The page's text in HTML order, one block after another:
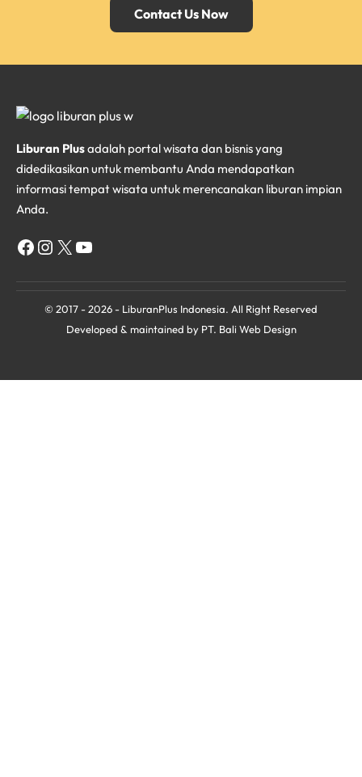
Contact Us Now
Liburan Plusadalah portal wisata dan bisnis yang
didedikasikan untuk membantu Anda mendapatkan
informasi tempat wisata untuk merencanakan liburan impian
Anda.
Facebook
Instagram
X YouTube
© 2017 - 2026 - LiburanPlus Indonesia. All Right Reserved
Developed & maintained by PT. Bali Web Design